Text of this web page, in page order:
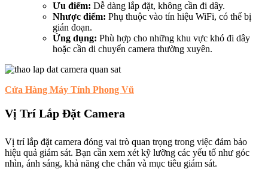
Ưu điểm: Dễ dàng lắp đặt, không cần đi dây.
Nhược điểm: Phụ thuộc vào tín hiệu WiFi, có thể bị
gián đoạn.
Ứng dụng: Phù hợp cho những khu vực khó đi dây
hoặc cần di chuyển camera thường xuyên.
Cửa Hàng Máy Tính Phong Vũ
Vị Trí Lắp Đặt Camera
Vị trí lắp đặt camera đóng vai trò quan trọng trong việc đảm bảo
hiệu quả giám sát. Bạn cần xem xét kỹ lưỡng các yếu tố như góc
nhìn, ánh sáng, khả năng che chắn và mục tiêu giám sát.